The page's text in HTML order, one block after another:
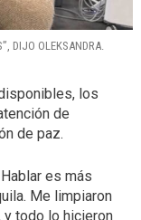
DIJO OLEKSANDRA.
los
de
de paz.
es más
Me limpiaron
y todo lo hicieron